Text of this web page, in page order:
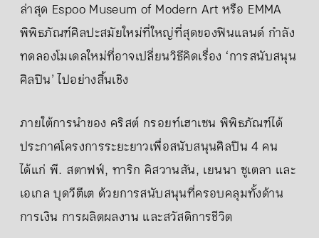
ล่าสุด Espoo Museum of Modern Art หรือ EMMA
พิพิธภัณฑ์ศิลปะสมัยใหม่ที่ใหญ่ที่สุดของฟินแลนด์ กำลัง
ทดลองโมเดลใหม่ที่อาจเปลี่ยนวิธีคิดเรื่อง ‘การสนับสนุน
ศิลปิน’ ไปอย่างสิ้นเชิง
ภายใต้การนำของ คริสต์ กรอยท์เฮาเซน พิพิธภัณฑ์ได้
ประกาศโครงการระยะยาวเพื่อสนับสนุนศิลปิน 4 คน
ได้แก่ พี. สตาฟฟ์, ทาริก คิสวานสัน, เยนนา ซูเตลา และ
เอเกล บุดวีตีเต ด้วยการสนับสนุนที่ครอบคลุมทั้งด้าน
การเงิน การผลิตผลงาน และสวัสดิการชีวิต